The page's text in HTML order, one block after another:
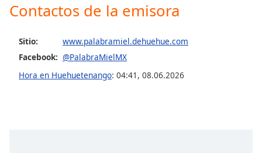
Caption
Area
Contactos de la emisora
Sitio:
www.palabramiel.dehuehue.com
Facebook: @PalabraMielMX
Hora en Huehuetenango: 04:41 , 08.06.2026